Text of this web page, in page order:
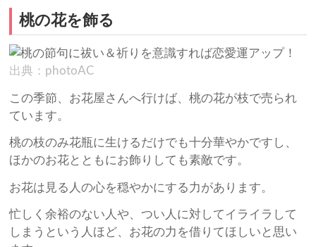
桃の花を飾る
出典：photoAC
この季節、お花屋さんへ行けば、桃の花が枝で売られ
ています。
桃の枝のみ花瓶に生けるだけでも十分華やかですし、
ほかのお花とともにお飾りしても素敵です。
お花は見る人の心を穏やかにする力があります。
忙しく余裕のない人や、つい人に対してイライラして
しまうという人ほど、お花の力を借りてほしいと思い